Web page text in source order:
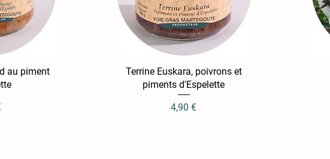
au piment
Aperçu rapide
Terrine Euskara, poivrons et
piments d'Espelette
Prix
4,90 €